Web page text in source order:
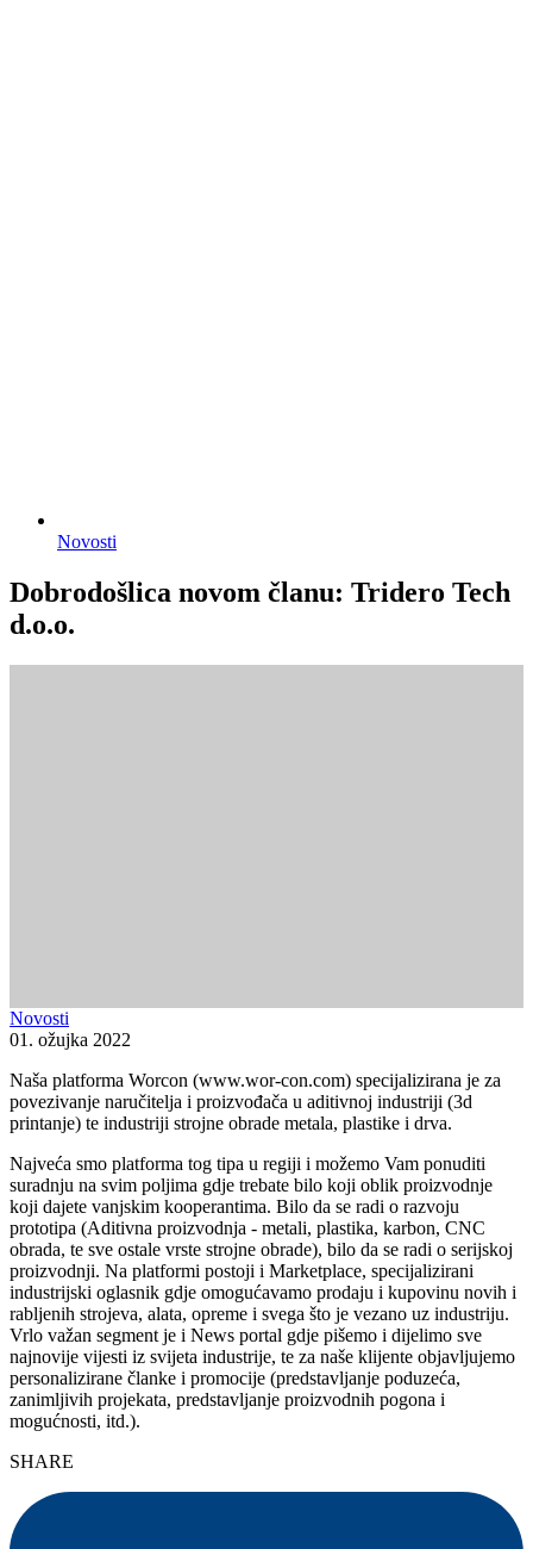
Novosti
Dobrodošlica novom članu: Tridero Tech
d.o.o.
Novosti
01. ožujka 2022
Naša platforma Worcon (www.wor-con.com) specijalizirana je za
povezivanje naručitelja i proizvođača u aditivnoj industriji (3d
printanje) te industriji strojne obrade metala, plastike i drva.
Najveća smo platforma tog tipa u regiji i možemo Vam ponuditi
suradnju na svim poljima gdje trebate bilo koji oblik proizvodnje
koji dajete vanjskim kooperantima. Bilo da se radi o razvoju
prototipa (Aditivna proizvodnja - metali, plastika, karbon, CNC
obrada, te sve ostale vrste strojne obrade), bilo da se radi o serijskoj
proizvodnji. Na platformi postoji i Marketplace, specijalizirani
industrijski oglasnik gdje omogućavamo prodaju i kupovinu novih i
rabljenih strojeva, alata, opreme i svega što je vezano uz industriju.
Vrlo važan segment je i News portal gdje pišemo i dijelimo sve
najnovije vijesti iz svijeta industrije, te za naše klijente objavljujemo
personalizirane članke i promocije (predstavljanje poduzeća,
zanimljivih projekata, predstavljanje proizvodnih pogona i
mogućnosti, itd.).
SHARE